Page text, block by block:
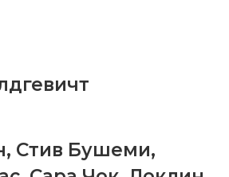
, Стив Бушеми,